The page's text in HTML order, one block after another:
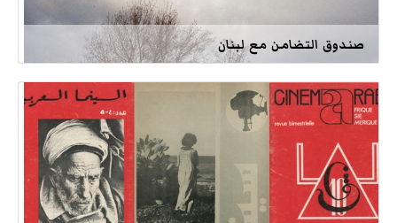
صندوق التضامن مع لبنان